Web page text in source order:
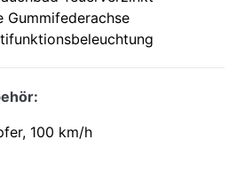
Gummifederachse
100 km/h